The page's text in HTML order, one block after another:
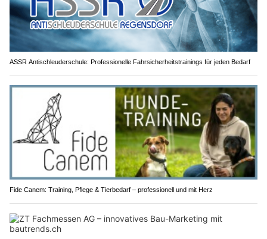
ASSR Antischleuderschule: Professionelle Fahrsicherheitstrainings für jeden Bedarf
Fide Canem: Training, Pflege & Tierbedarf – professionell und mit Herz